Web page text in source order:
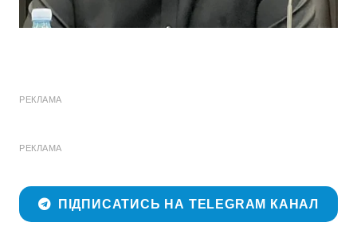
РЕКЛАМА
РЕКЛАМА
ПІДПИСАТИСЬ НА TELEGRAM КАНАЛ